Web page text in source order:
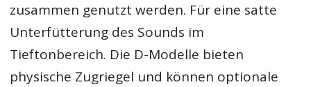
zusammen genutzt werden. Für eine satte
Unterfütterung des Sounds im
Tieftonbereich. Die D-Modelle bieten
physische Zugriegel und können optionale